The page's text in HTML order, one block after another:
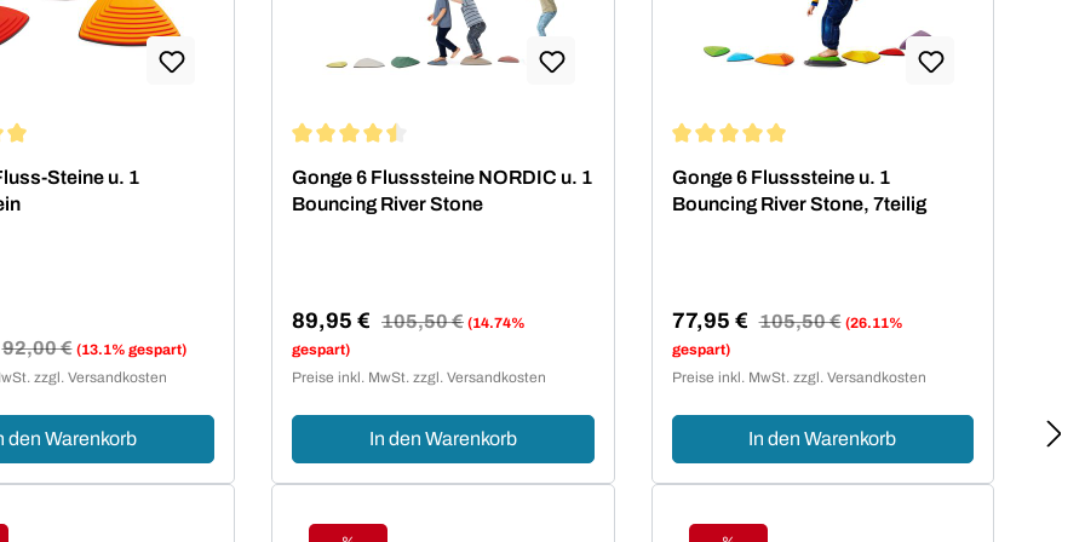
Steine u. 1
Regulärer Preis:
92,00 € (13.1% gespart)
zzgl. Versandkosten
den Warenkorb
Gonge 6 Flusssteine NORDIC u. 1
Bouncing River Stone
Verkaufspreis:
89,95 € Regulärer Preis:
105,50 € (14.74%
gespart)
Preise inkl. MwSt. zzgl. Versandkosten
In den Warenkorb
Gonge 6 Flusssteine u. 1
Bouncing River Stone, 7teilig
Verkaufspreis:
77,95 € Regulärer Preis:
105,50 € (26.11%
gespart)
Preise inkl. MwSt. zzgl. Versandkosten
In den Warenkorb